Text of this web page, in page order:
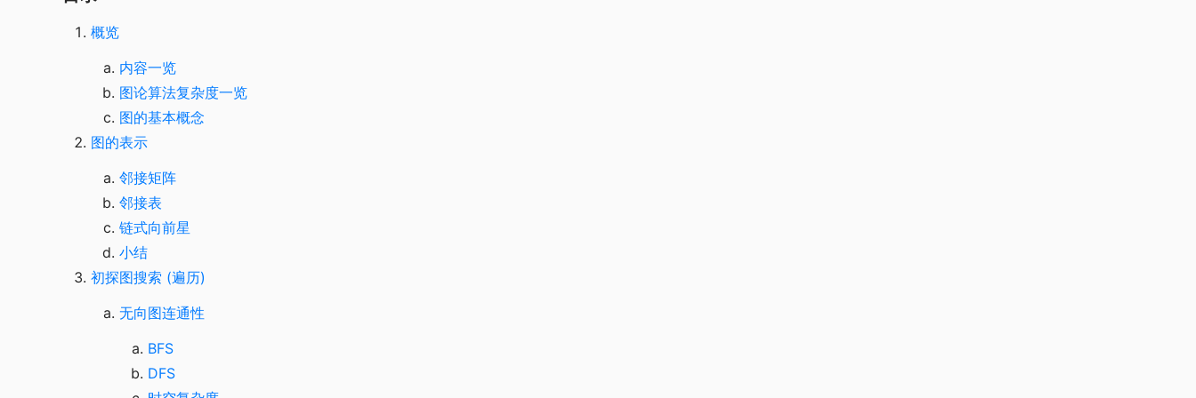
概览
内容一览
图论算法复杂度一览
图的基本概念
图的表示
邻接矩阵
邻接表
链式向前星
小结
初探图搜索 (遍历)
无向图连通性
BFS
DFS